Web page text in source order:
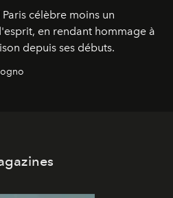
célèbre moins un
en rendant hommage à
depuis ses débuts.